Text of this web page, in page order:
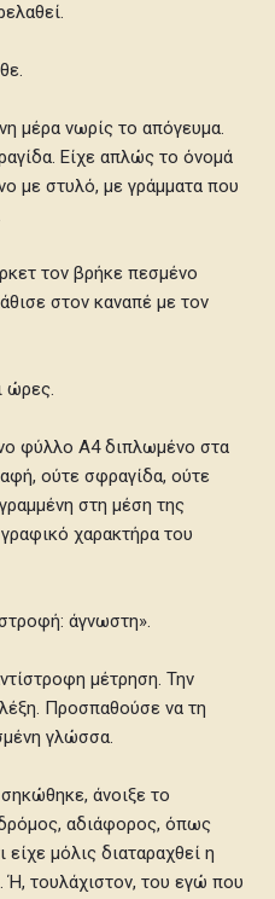
μέρα νωρίς το απόγευμα.
Είχε απλώς το όνομά
με στυλό, με γράμματα που
τον βρήκε πεσμένο
στον καναπέ με τον
ώρες.
φύλλο Α4 διπλωμένο στα
ούτε σφραγίδα, ούτε
στη μέση της
χαρακτήρα του
άγνωστη».
μέτρηση. Την
Προσπαθούσε να τη
γλώσσα.
άνοιξε το
αδιάφορος, όπως
μόλις διαταραχθεί η
Ή, τουλάχιστον, του εγώ που